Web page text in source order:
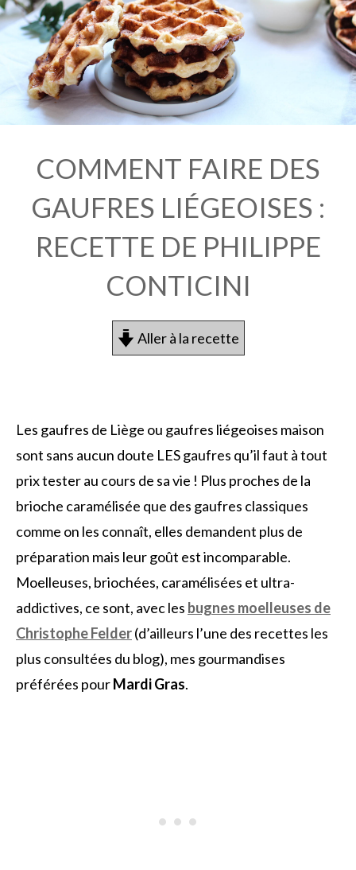
COMMENT FAIRE DES
GAUFRES LIÉGEOISES :
RECETTE DE PHILIPPE
CONTICINI
Aller à la recette
Les gaufres de Liège ou gaufres liégeoises maison
sont sans aucun doute LES gaufres qu’il faut à tout
prix tester au cours de sa vie ! Plus proches de la
brioche caramélisée que des gaufres classiques
comme on les connaît, elles demandent plus de
préparation mais leur goût est incomparable.
Moelleuses, briochées, caramélisées et ultra-
addictives, ce sont, avec les bugnes moelleuses de
Christophe Felder(d’ailleurs l’une des recettes les
plus consultées du blog), mes gourmandises
préférées pourMardi Gras.